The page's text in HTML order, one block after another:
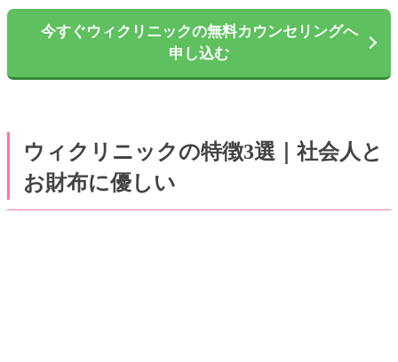
今すぐウィクリニックの無料カウンセリングへ
申し込む
ウィクリニックの特徴3選｜社会人と
お財布に優しい